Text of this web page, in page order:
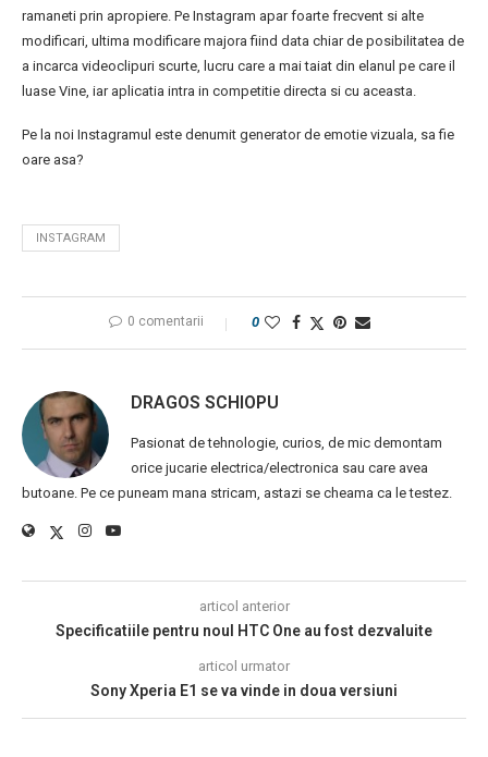
ramaneti prin apropiere. Pe Instagram apar foarte frecvent si alte
modificari, ultima modificare majora fiind data chiar de posibilitatea de
a incarca videoclipuri scurte, lucru care a mai taiat din elanul pe care il
luase Vine, iar aplicatia intra in competitie directa si cu aceasta.
Pe la noi Instagramul este denumit generator de emotie vizuala, sa fie
oare asa?
INSTAGRAM
0 comentarii 0
DRAGOS SCHIOPU
Pasionat de tehnologie, curios, de mic demontam
orice jucarie electrica/electronica sau care avea
butoane. Pe ce puneam mana stricam, astazi se cheama ca le testez.
articol anterior
Specificatiile pentru noul HTC One au fost dezvaluite
articol urmator
Sony Xperia E1 se va vinde in doua versiuni